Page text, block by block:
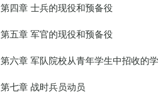
第四章 士兵的现役和预备役
第五章 军官的现役和预备役
第六章 军队院校从青年学生中招收的
第七章 战时兵员动员